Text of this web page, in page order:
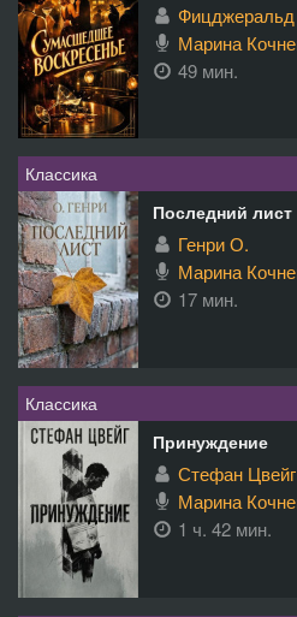
Марина
49 мин.
Классика
Последний лист
Генри О.
Марина
17 мин.
Классика
Принуждение
Стефан Цвейг
Марина
1 ч. 42 мин.